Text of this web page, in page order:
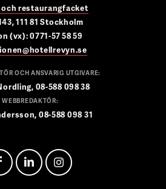
restaurangfacket
111 81 Stockholm
(vx): 0771-57 58 59
OCH ANSVARIG UTGIVARE:
08-588 098 38
WEBBREDAKTÖR:
08-588 098 31